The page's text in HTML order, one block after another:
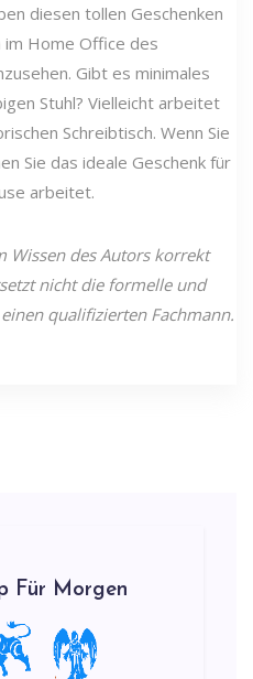
diesen tollen Geschenken
im Home Office des
Gibt es minimales
Stuhl? Vielleicht arbeitet
Schreibtisch. Wenn Sie
Sie das ideale Geschenk für
arbeitet.
Wissen des Autors korrekt
nicht die formelle und
qualifizierten Fachmann.
Für Morgen